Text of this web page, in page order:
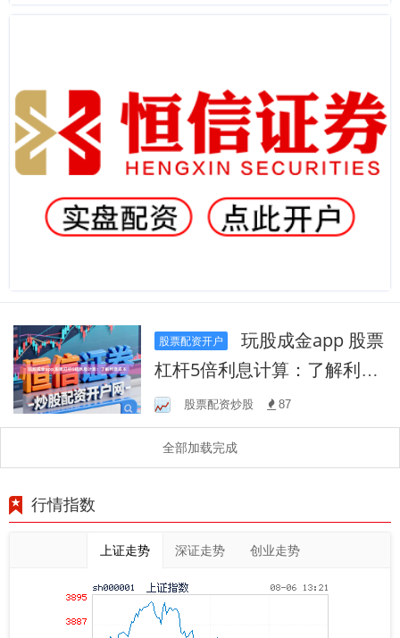
股票配资开户
玩股成金app 股票
杠杆5倍利息计算：了解利息
成本股票配资炒股 87
全部加载完成
行情指数
上证走势 深证走势 创业走势